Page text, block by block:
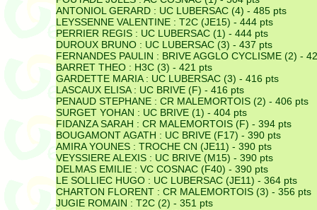
ANTONIOL GERARD : UC LUBERSAC (4) - 485 pts
LEYSSENNE VALENTINE : T2C (JE15) - 444 pts
PERRIER REGIS : UC LUBERSAC (1) - 444 pts
DUROUX BRUNO : UC LUBERSAC (3) - 437 pts
FERNANDES PAULIN : BRIVE AGGLO CYCLISME (2) -
BARRET THEO : H3C (3) - 421 pts
GARDETTE MARIA : UC LUBERSAC (3) - 416 pts
LASCAUX ELISA : UC BRIVE (F) - 416 pts
PENAUD STEPHANE : CR MALEMORTOIS (2) - 406 pts
SURGET YOHAN : UC BRIVE (1) - 404 pts
FIDANZA SARAH : CR MALEMORTOIS (F) - 394 pts
BOUGAMONT AGATH : UC BRIVE (F17) - 390 pts
AMIRA YOUNES : TROCHE CN (JE11) - 390 pts
VEYSSIERE ALEXIS : UC BRIVE (M15) - 390 pts
DELMAS EMILIE : VC COSNAC (F40) - 390 pts
LE SOLLIEC HUGO : UC LUBERSAC (JE11) - 364 pts
CHARTON FLORENT : CR MALEMORTOIS (3) - 356 pts
JUGIE ROMAIN : T2C (2) - 351 pts